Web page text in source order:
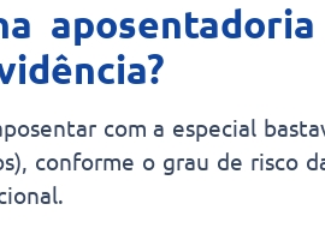
com a especial
conforme o grau de risco